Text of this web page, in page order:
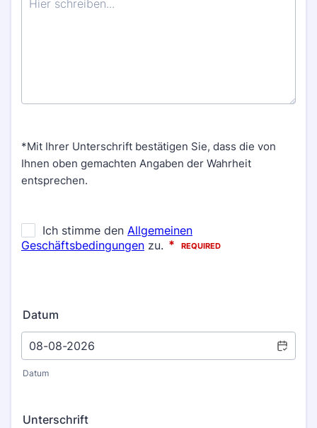
*Mit Ihrer Unterschrift bestätigen Sie, dass die von
Ihnen oben gemachten Angaben der Wahrheit
entsprechen.
Datum
Datum
Unterschrift